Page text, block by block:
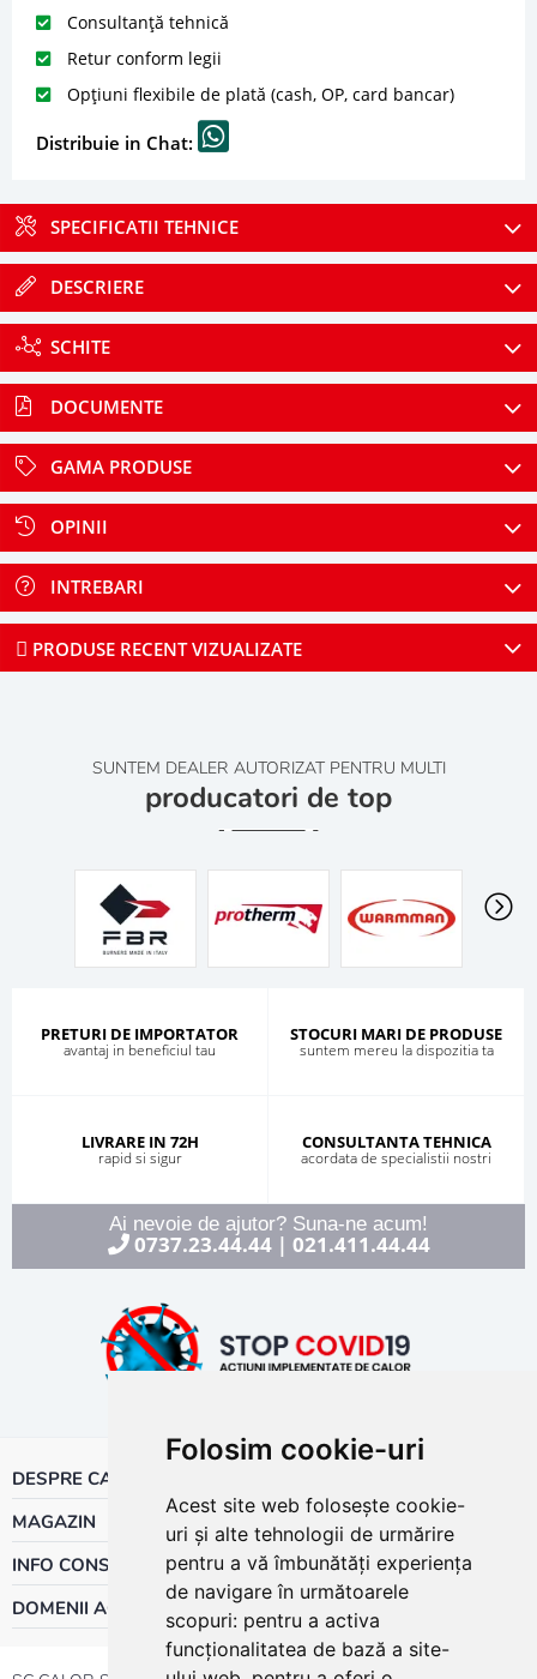
Folosim cookie-uri
Acest site web folosește cookie-
uri și alte tehnologii de urmărire
pentru a vă îmbunătăți experiența
de navigare în următoarele
scopuri: pentru a activa
funcționalitatea de bază a site-
Consultanță tehnică
Retur conform legii
Opțiuni flexibile de plată (cash, OP, card bancar)
Distribuie in Chat:
SPECIFICATII TEHNICE
DESCRIERE
SCHITE
DOCUMENTE
GAMA PRODUSE
OPINII
INTREBARI
PRODUSE RECENT VIZUALIZATE
SUNTEM DEALER AUTORIZAT PENTRU MULTI
producatori de top
PRETURI DE IMPORTATOR
avantaj in beneficiul tau
STOCURI MARI DE PRODUSE
suntem mereu la dispozitia ta
LIVRARE IN 72H
rapid si sigur
CONSULTANTA TEHNICA
acordata de specialistii nostri
Ai nevoie de ajutor? Suna-ne acum!
0737.23.44.44| 021.411.44.44
DESPRE CALOR
MAGAZIN
INFO CONSUMATOR
DOMENII ACTIVITATE